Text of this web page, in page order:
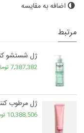
اضافه به مقایسه
مرتبط
ژل شستشو
7,387,382 تومان
ژل مرطوب
10,388,506 تومان